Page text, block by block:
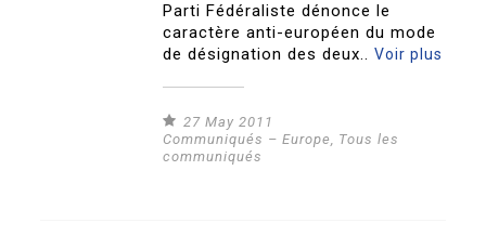
Parti Fédéraliste dénonce le
caractère anti-européen du mode
de désignation des deux..Voir plus
27 May 2011
Communiqués – Europe, Tous les
communiqués